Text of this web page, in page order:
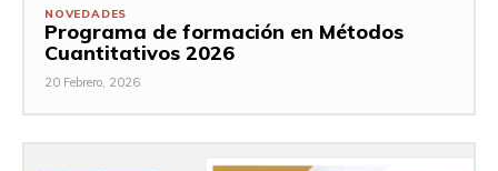
NOVEDADES
Programa de formación en Métodos
Cuantitativos 2026
20 Febrero, 2026